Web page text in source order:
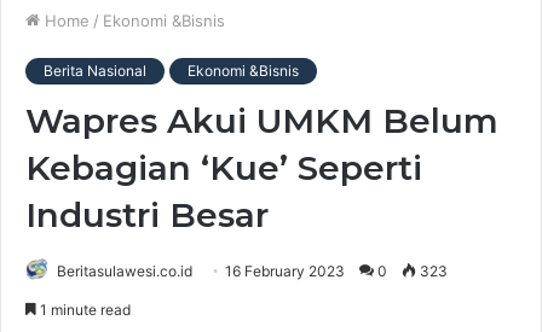
Home / Ekonomi &Bisnis
Berita Nasional Ekonomi &Bisnis
Wapres Akui UMKM Belum
Kebagian ‘Kue’ Seperti
Industri Besar
Beritasulawesi.co.id 16 February 2023 0 323
1 minute read